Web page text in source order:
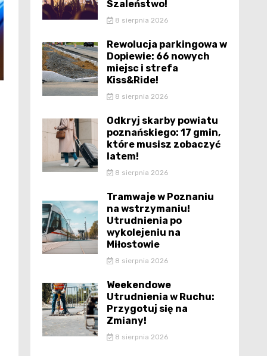
Szaleństwo!
8 sierpnia 2026
Rewolucja parkingowa w
Dopiewie: 66 nowych
miejsc i strefa
Kiss&Ride!
8 sierpnia 2026
Odkryj skarby powiatu
poznańskiego: 17 gmin,
które musisz zobaczyć
latem!
8 sierpnia 2026
Tramwaje w Poznaniu
na wstrzymaniu!
Utrudnienia po
wykolejeniu na
Miłostowie
8 sierpnia 2026
Weekendowe
Utrudnienia w Ruchu:
Przygotuj się na
Zmiany!
8 sierpnia 2026